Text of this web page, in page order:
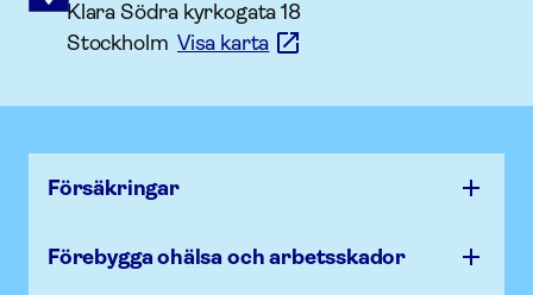
Klara Södra kyrkogata 18
StockholmVisa karta
Försäk­ringar
Förebygga ohälsa och arbets­skador